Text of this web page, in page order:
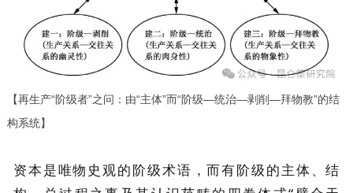
【再生产“阶级者”之问：由“主体”而“阶级—统治—剥削—拜物教”的结
构系统】
资本是唯物史观的阶级术语，而有阶级的主体、结